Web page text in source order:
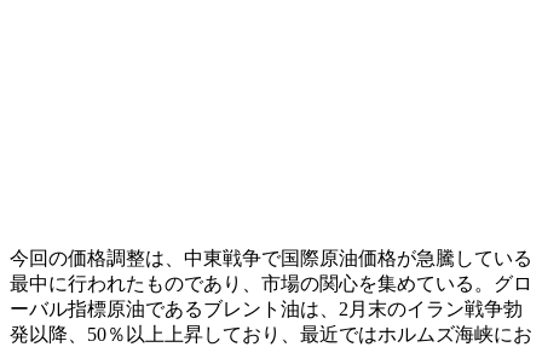
今回の価格調整は、中東戦争で国際原油価格が急騰している
最中に行われたものであり、市場の関心を集めている。グロ
ーバル指標原油であるブレント油は、2月末のイラン戦争勃
発以降、50％以上上昇しており、最近ではホルムズ海峡にお